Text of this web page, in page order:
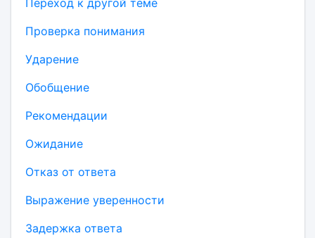
Переход к другой теме
Проверка понимания
Ударение
Обобщение
Рекомендации
Ожидание
Отказ от ответа
Выражение уверенности
Задержка ответа